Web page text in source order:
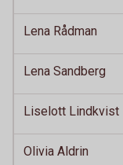
Lena Rådman
Lena Sandberg
Liselott Lindkvist
Olivia Aldrin